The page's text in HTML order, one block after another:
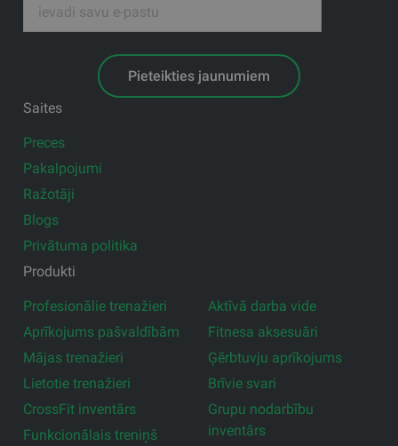
Pieteikties jaunumiem
Saites
Preces
Pakalpojumi
Ražotāji
Blogs
Privātuma politika
Produkti
Profesionālie trenažieri
Aprīkojums pašvaldībām
Mājas trenažieri
Lietotie trenažieri
CrossFit inventārs
Funkcionālais treniņš
Aktīvā darba vide
Fitnesa aksesuāri
Ģērbtuvju aprīkojums
Brīvie svari
Grupu nodarbību
inventārs